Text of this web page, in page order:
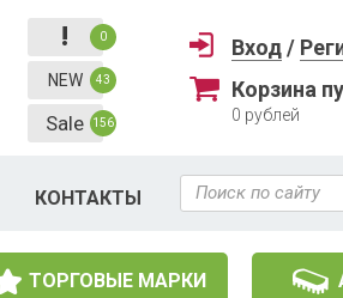
! 0
NEW 43
Sale 156
Вход /
Корзина
0 рублей
КОНТАКТЫ
ТОРГОВЫЕ МАРКИ